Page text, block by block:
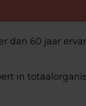
dan 60 jaar
in